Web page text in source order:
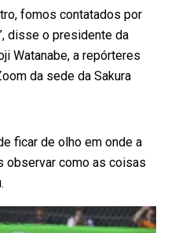
fomos contatados por
disse o presidente da
Watanabe, a repórteres
da sede da Sakura
ficar de olho em onde a
observar como as coisas